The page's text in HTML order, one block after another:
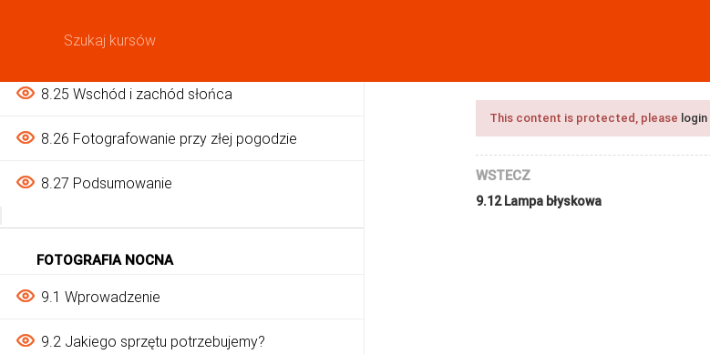
This content is protected, please login
WSTECZ
9.12 Lampa błyskowa
8.24 Fotografowanie w kontrze
8.25 Wschód i zachód słońca
8.26 Fotografowanie przy złej pogodzie
8.27 Podsumowanie
FOTOGRAFIA NOCNA
9.1 Wprowadzenie
9.2 Jakiego sprzętu potrzebujemy?